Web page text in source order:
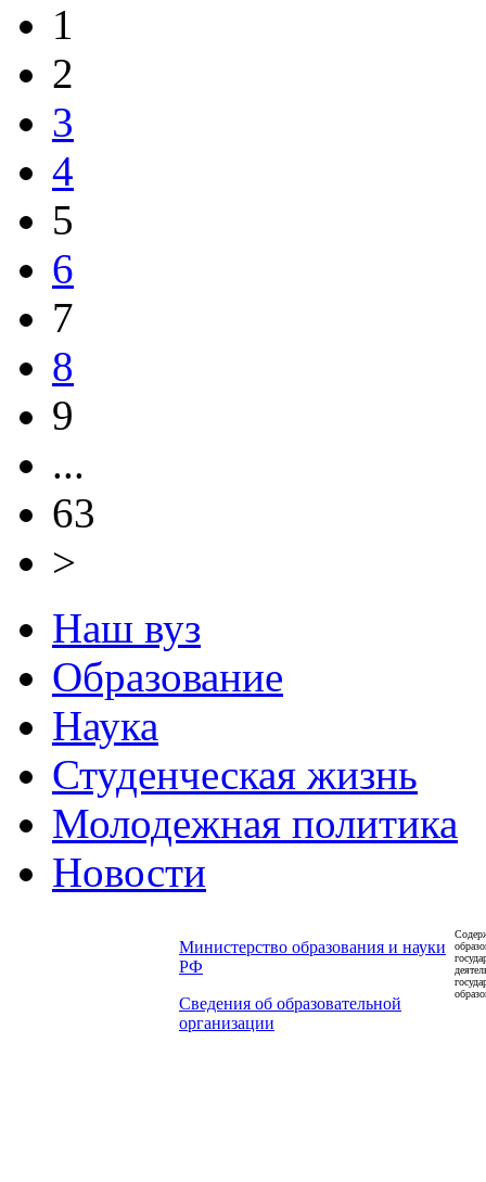
1
2
3
4
5
6
7
8
9
...
63
>
Наш вуз
Образование
Наука
Студенческая жизнь
Молодежная политика
Новости
Министерство образования и науки
РФ
Сведения об образовательной
организации